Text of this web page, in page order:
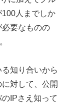
人までしか
要なものの
知り合いから
対して、公開
IPさえ知って